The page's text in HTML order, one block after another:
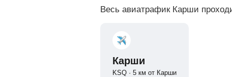
Весь авиатрафик Карши
Карши
KSQ · 5 км от Карши